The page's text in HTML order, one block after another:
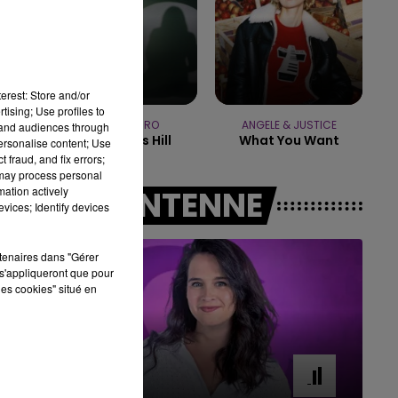
16h00 - 20h00
LE WEEK-END CHAMPAGNE FM
SIENNA SPIRO
Die On This Hill
ANGELE & JUSTICE
What You Want
A L'ANTENNE
Le week-end Champagne FM
Store and/or
Use profiles to
audiences through
content; Use
fraud, and fix errors;
process personal
actively
Identify devices
dans "Gérer
que pour
cookies" situé en